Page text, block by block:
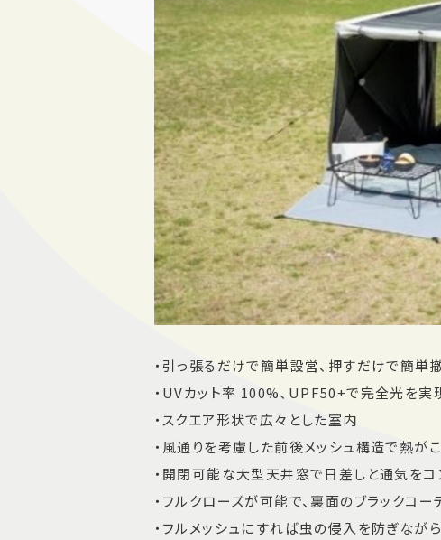
・引っ張るだけで簡単設営、押すだけで簡単
・UVカット率 100%、UPF50+で完全光を実
・スクエア形状で広々とした室内
・風通りを考慮した前後メッシュ構造で熱が
・開閉可能な大型天井窓で日差しと通気を
・フルクローズが可能で、裏面のブラックコ
・フルメッシュにすれば虫の侵入を防ぎなが